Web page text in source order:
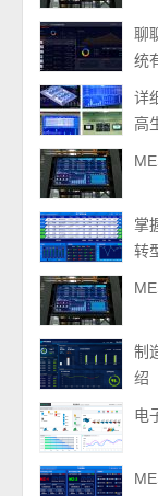
聊
统
详
高
掌
转
制
绍
电